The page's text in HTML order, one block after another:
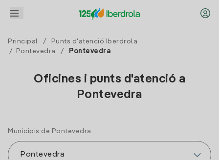
Principal /
Punts d'atenció Iberdrola
/
Pontevedra / Pontevedra
Oficines i punts d'atenció a
Pontevedra
Municipis de Pontevedra